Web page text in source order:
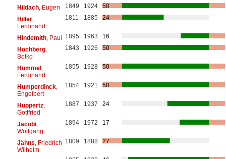
Hildach, Eugen 1849 1924
50
Hiller,
Ferdinand
1811 1885 24
Hindemith, Paul 1895 1963
16
Hochberg,
Bolko
1843 1926 50
Hummel,
Ferdinand
1855 1928 50
Humperdinck,
Engelbert
1854 1921 50
Huppertz,
Gottfried
1887 1937 24
Jacobi,
Wolfgang
1894 1972 17
Jähns , Friedrich
Wilhelm
1809 1888 27